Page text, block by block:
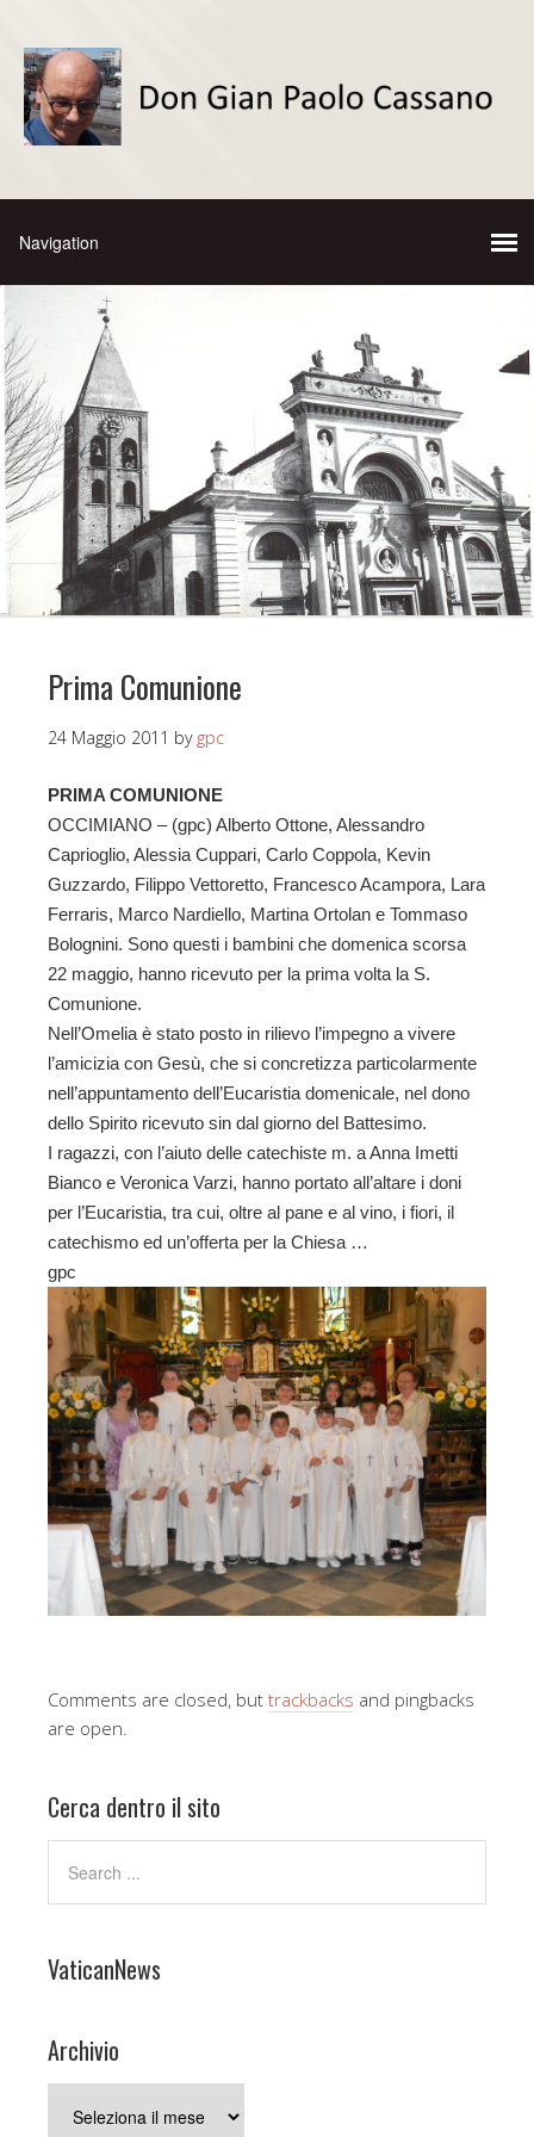
Prima Comunione
24 Maggio 2011 by gpc
PRIMA COMUNIONE
OCCIMIANO – (gpc) Alberto Ottone, Alessandro
Caprioglio, Alessia Cuppari, Carlo Coppola, Kevin
Guzzardo, Filippo Vettoretto, Francesco Acampora, Lara
Ferraris, Marco Nardiello, Martina Ortolan e Tommaso
Bolognini. Sono questi i bambini che domenica scorsa
22 maggio, hanno ricevuto per la prima volta la S.
Comunione.
Nell’Omelia è stato posto in rilievo l’impegno a vivere
l’amicizia con Gesù, che si concretizza particolarmente
nell’appuntamento dell’Eucaristia domenicale, nel dono
dello Spirito ricevuto sin dal giorno del Battesimo.
I ragazzi, con l’aiuto delle catechiste m. a Anna Imetti
Bianco e Veronica Varzi, hanno portato all’altare i doni
per l’Eucaristia, tra cui, oltre al pane e al vino, i fiori, il
catechismo ed un’offerta per la Chiesa …
gpc
Comments are closed, but trackbacks and pingbacks
are open.
Cerca dentro il sito
VaticanNews
Archivio